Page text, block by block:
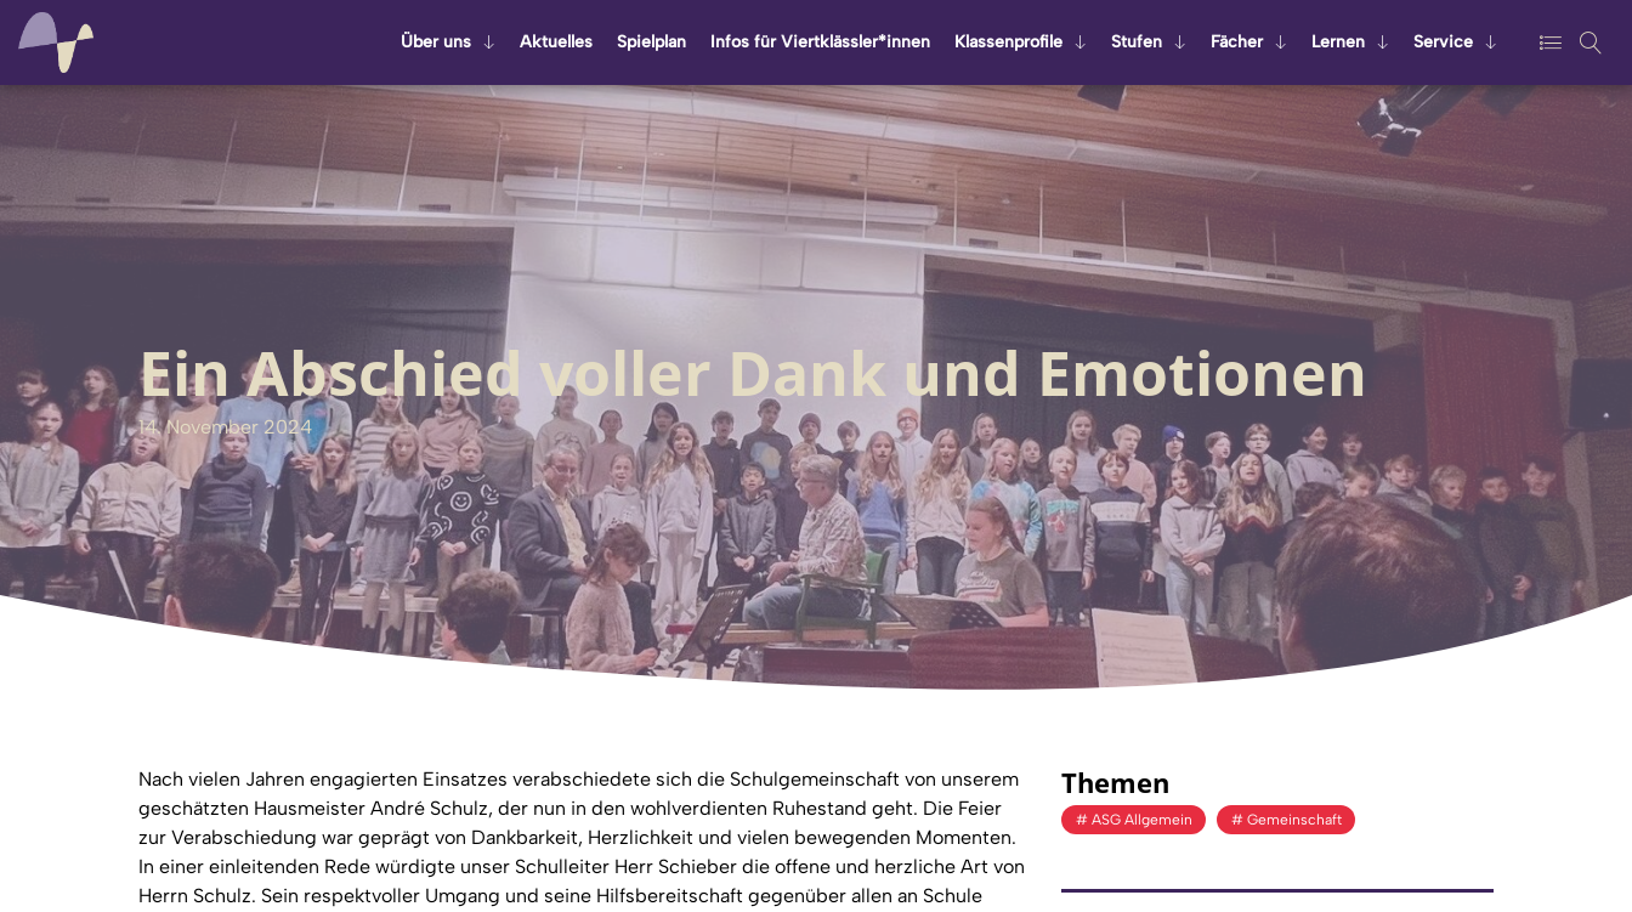
Über uns Ak­tu­el­les Spiel­plan Infos für Viert­kläss­ler*innen Klas­sen­pro­fi­le Stu­fen Fä­cher Ler­nen Ser­vice
Ein Abschied voller Dank und Emotionen
14. November 2024
Nach vielen Jahren engagierten Einsatzes verabschiedete sich die Schulgemeinschaft von unserem
geschätzten Hausmeister André Schulz, der nun in den wohlverdienten Ruhestand geht. Die Feier
zur Verabschiedung war geprägt von Dankbarkeit, Herzlichkeit und vielen bewegenden Momenten.
In einer einleitenden Rede würdigte unser Schulleiter Herr Schieber die offene und herzliche Art von
Herrn Schulz. Sein respektvoller Umgang und seine Hilfsbereitschaft gegenüber allen an Schule
Themen
ASG Allgemein Gemeinschaft